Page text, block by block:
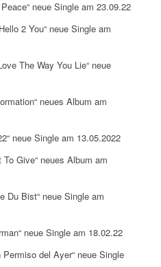
neue Single am 23.09.22
2 You“ neue Single am
The Way You Lie“ neue
neues Album am
neue Single am 13.05.2022
Give“ neues Album am
Du Bist“ neue Single am
neue Single am 18.02.22
Permiso del Ayer“ neue Single